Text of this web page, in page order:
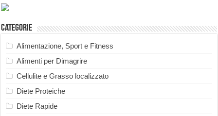
Categorie
Alimentazione, Sport e Fitness
Alimenti per Dimagrire
Cellulite e Grasso localizzato
Diete Proteiche
Diete Rapide